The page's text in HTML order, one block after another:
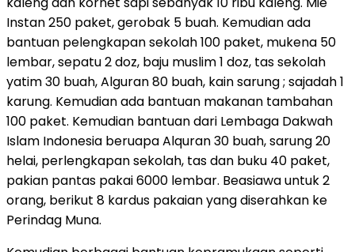
Instan 250 paket, gerobak 5 buah. Kemudian ada
bantuan pelengkapan sekolah 100 paket, mukena 50
lembar, sepatu 2 doz, baju muslim 1 doz, tas sekolah
yatim 30 buah, Alguran 80 buah, kain sarung ; sajadah 1
karung. Kemudian ada bantuan makanan tambahan
100 paket. Kemudian bantuan dari Lembaga Dakwah
Islam Indonesia beruapa Alquran 30 buah, sarung 20
helai, perlengkapan sekolah, tas dan buku 40 paket,
pakian pantas pakai 6000 lembar. Beasiawa untuk 2
orang, berikut 8 kardus pakaian yang diserahkan ke
Perindag Muna.